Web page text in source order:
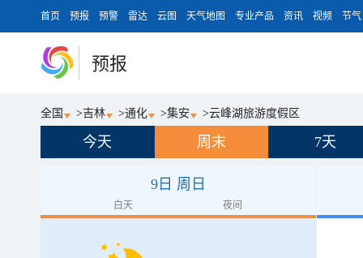
首页 预报 预警 雷达 云图 天气地图 专业产品 资讯 视频 节气
预报
全国 >吉林 >通化 >集安 >云峰湖旅游度假区
今天 周末 7天
9日 周日
白天 夜间